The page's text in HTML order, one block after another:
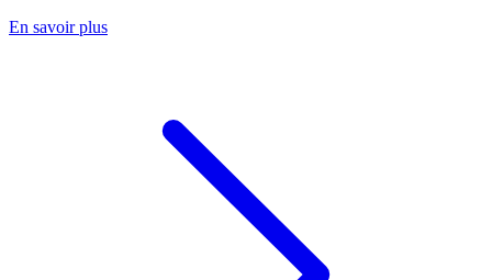
En savoir plus